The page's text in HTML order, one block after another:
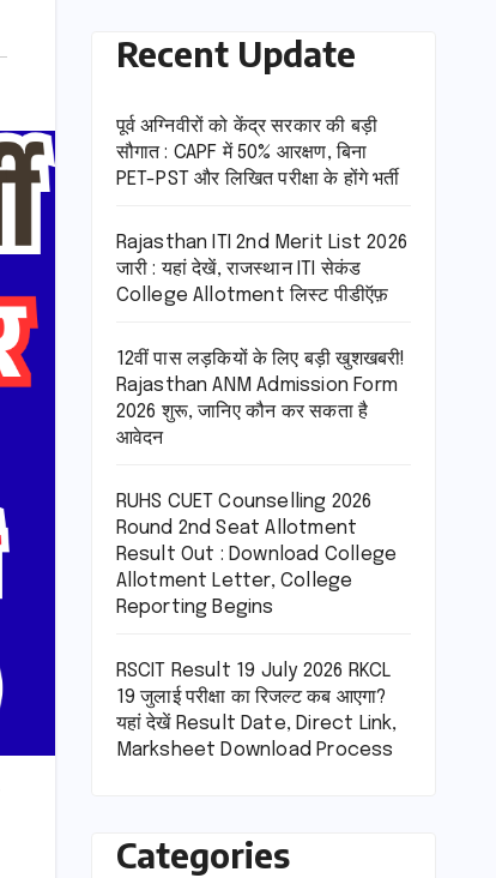
Recent Update
पूर्व अग्निवीरों को केंद्र सरकार की बड़ी
सौगात : CAPF में 50% आरक्षण, बिना
PET-PST और लिखित परीक्षा के होंगे भर्ती
Rajasthan ITI 2nd Merit List 2026
जारी : यहां देखें, राजस्थान ITI सेकंड
College Allotment लिस्ट पीडीऍफ़
12वीं पास लड़कियों के लिए बड़ी खुशखबरी!
Rajasthan ANM Admission Form
2026 शुरू, जानिए कौन कर सकता है
आवेदन
RUHS CUET Counselling 2026
Round 2nd Seat Allotment
Result Out : Download College
Allotment Letter, College
Reporting Begins
RSCIT Result 19 July 2026 RKCL
19 जुलाई परीक्षा का रिजल्ट कब आएगा?
यहां देखें Result Date, Direct Link,
Marksheet Download Process
Categories